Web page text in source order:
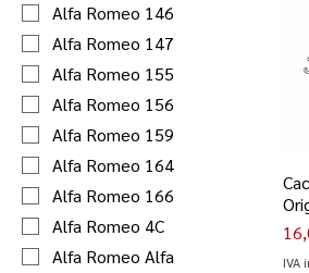
Alfa Romeo 146
Alfa Romeo 147
Alfa Romeo 155
Alfa Romeo 156
Alfa Romeo 159
Alfa Romeo 164
Alfa Romeo 166
Alfa Romeo 4C
Alfa Romeo Alfa
IVA